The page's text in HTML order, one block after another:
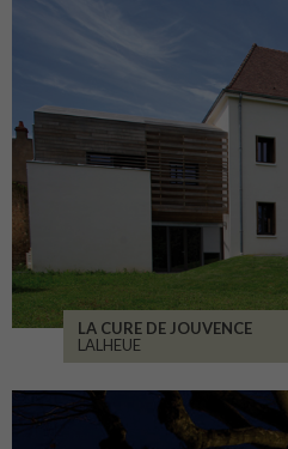
LA CURE DE JOUVENCE
LALHEUE